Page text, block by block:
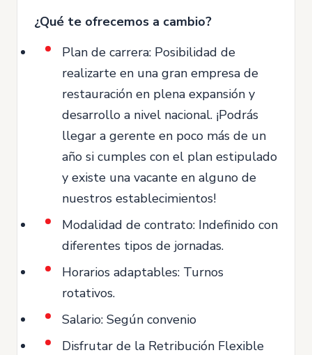
¿Qué te ofrecemos a cambio?
Plan de carrera: Posibilidad de
realizarte en una gran empresa de
restauración en plena expansión y
desarrollo a nivel nacional. ¡Podrás
llegar a gerente en poco más de un
año si cumples con el plan estipulado
y existe una vacante en alguno de
nuestros establecimientos!
Modalidad de contrato: Indefinido con
diferentes tipos de jornadas.
Horarios adaptables: Turnos
rotativos.
Salario: Según convenio
Disfrutar de la Retribución Flexible